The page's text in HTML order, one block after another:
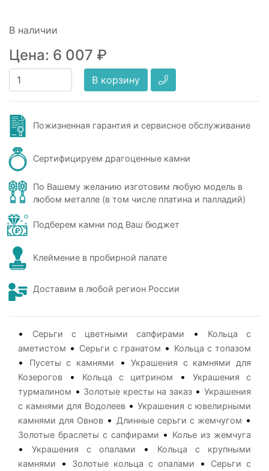
В наличии
Цена: 6 007 ₽
В корзину
Пожизненная гарантия и сервисное обслуживание
Сертифицируем драгоценные камни
По Вашему желанию изготовим любую модель в
любом металле (в том числе платина и палладий)
Подберем камни под Ваш бюджет
Клеймение в пробирной палате
Доставим в любой регион России
• Серьги с цветными сапфирами •
Кольца с
аметистом • Серьги с гранатом • Кольца с топазом
• Пусеты с камнями •Украшения с камнями для
Козерогов • Кольца с цитрином • Украшения с
турмалином • Золотые кресты на заказ•Украшения
с камнями для Водолеев•Украшения с ювелирными
камнями для Овнов • Длинные серьги с жемчугом •
Золотые браслеты с сапфирами • Колье из жемчуга
• Украшения с опалами •
Кольца с крупными
камнями
• Золотые кольца с опалами •
Серьги с